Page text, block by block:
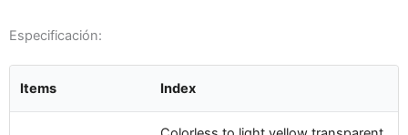
Especificación:
Items Index